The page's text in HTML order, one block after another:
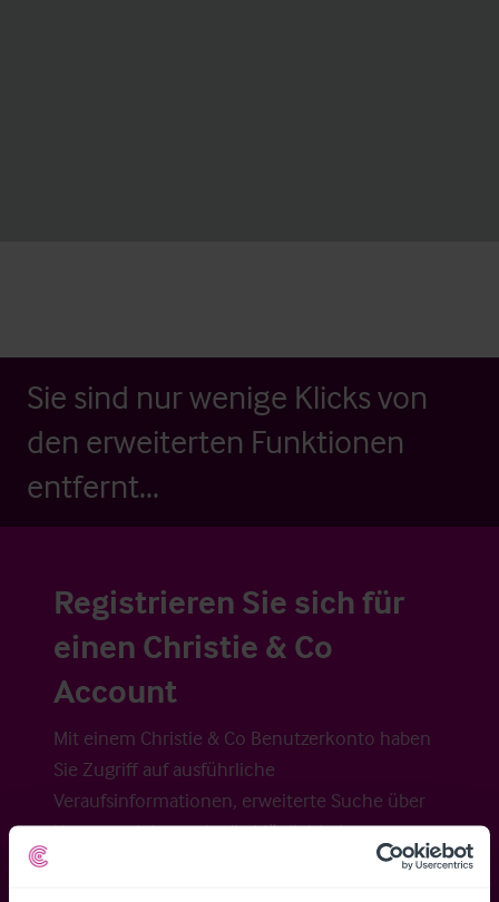
Sie sind nur wenige Klicks von
den erweiterten Funktionen
entfernt...
Registrieren Sie sich für
einen Christie & Co
Account
Mit einem Christie & Co Benutzerkonto haben
Sie Zugriff auf ausführliche
Veraufsinformationen, erweiterte Suche über
Kartenansicht sowie die Möglichkeit